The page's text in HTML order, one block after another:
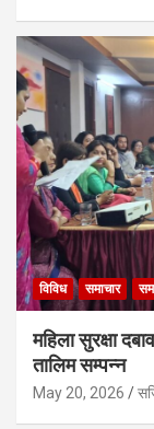
विविध समाचार
महिला सुरक्षा
तालिम सम्पन्न
May 20, 2026